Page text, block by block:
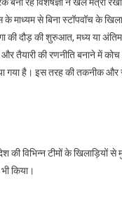
के माध्यम से बिना स्टॉपवॉच के
की दौड़ की शुरुआत, मध्य या
तैयारी की रणनीति बनाने में
गया है। इस तरह की तकनीक और
की विभिन्न टीमों के
किया।